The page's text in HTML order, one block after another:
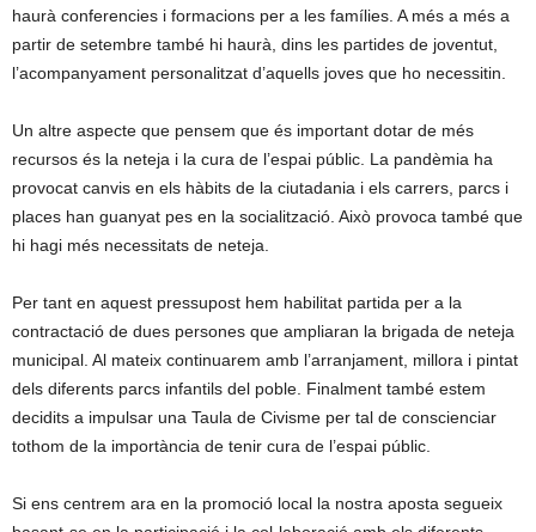
haurà conferencies i formacions per a les famílies. A més a més a
partir de setembre també hi haurà, dins les partides de joventut,
l’acompanyament personalitzat d’aquells joves que ho necessitin.
Un altre aspecte que pensem que és important dotar de més
recursos és la neteja i la cura de l’espai públic. La pandèmia ha
provocat canvis en els hàbits de la ciutadania i els carrers, parcs i
places han guanyat pes en la socialització. Això provoca també que
hi hagi més necessitats de neteja.
Per tant en aquest pressupost hem habilitat partida per a la
contractació de dues persones que ampliaran la brigada de neteja
municipal. Al mateix continuarem amb l’arranjament, millora i pintat
dels diferents parcs infantils del poble. Finalment també estem
decidits a impulsar una Taula de Civisme per tal de conscienciar
tothom de la importància de tenir cura de l’espai públic.
Si ens centrem ara en la promoció local la nostra aposta segueix